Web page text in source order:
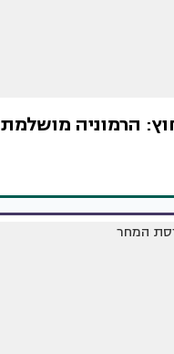
הרמוניה מושלמת